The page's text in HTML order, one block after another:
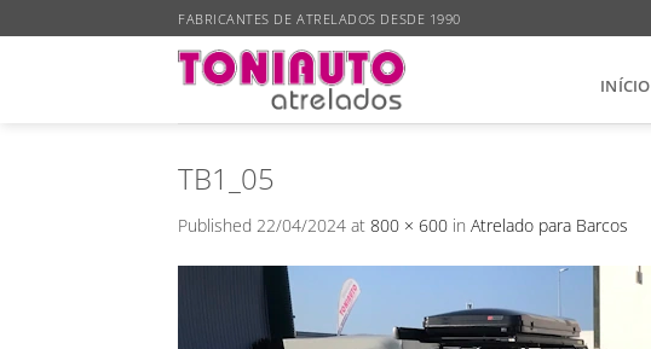
to
FABRICANTES DE ATRELADOS DESDE 1990
INÍCIO
TB1_05
Published 22/04/2024 at 800 × 600 in Atrelado para Barcos